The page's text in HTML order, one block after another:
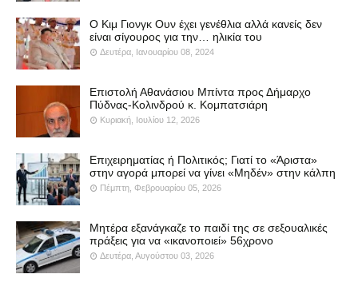
Ο Κιμ Γιονγκ Ουν έχει γενέθλια αλλά κανείς δεν
είναι σίγουρος για την… ηλικία του
Δευτέρα, Ιανουαρίου 08, 2024
Επιστολή Αθανάσιου Μπίντα προς Δήμαρχο
Πύδνας-Κολινδρού κ. Κομπατσιάρη
Κυριακή, Ιουλίου 12, 2026
Επιχειρηματίας ή Πολιτικός; Γιατί το «Άριστα»
στην αγορά μπορεί να γίνει «Μηδέν» στην κάλπη
Πέμπτη, Φεβρουαρίου 05, 2026
Μητέρα εξανάγκαζε το παιδί της σε σεξουαλικές
πράξεις για να «ικανοποιεί» 56χρονο
Δευτέρα, Αυγούστου 03, 2026